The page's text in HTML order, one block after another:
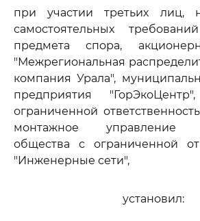
при участии третьих лиц,
самостоятельных
предмета спора,
"Межрегиональная
компания Урала",
предприятия
ограниченной
монтажное управление
общества с ограниченной
"Инженерные сети",
установил: